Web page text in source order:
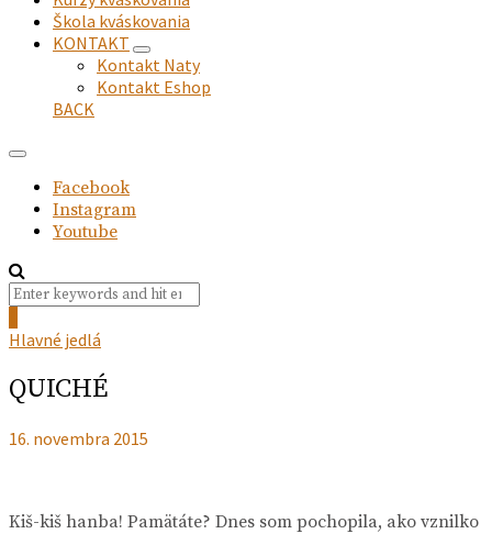
Škola kváskovania
KONTAKT
expand
child
menu
Kontakt Naty
Kontakt Eshop
BACK
Facebook
Instagram
Youtube
Search
for:
Hlavné jedlá
QUICHÉ
16. novembra 2015
Kiš-kiš hanba! Pamätáte? Dnes som pochopila, ako vznilko